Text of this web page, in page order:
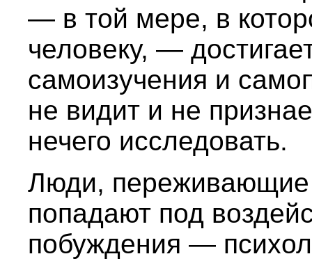
— в той мере, в
человеку, —
самоизучения и
не видит и не
нечего исследовать.
Люди, переживающие
попадают под
побуждения —